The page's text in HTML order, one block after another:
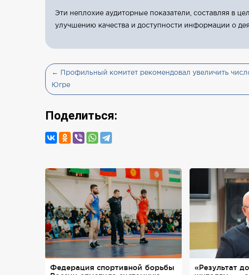
Эти неплохие аудиторные показатели, составляя в
улучшению качества и доступности информации о
← Профильный комитет рекомендовал увеличить
Югре
Поделиться:
Федерация спортивной борьбы
«Результат